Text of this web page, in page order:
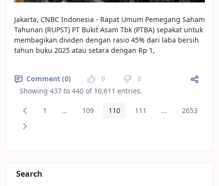
Jakarta, CNBC Indonesia - Rapat Umum Pemegang Saham
Tahunan (RUPST) PT Bukit Asam Tbk (PTBA) sepakat untuk
membagikan dividen dengan rasio 45% dari laba bersih
tahun buku 2025 atau setara dengan Rp 1,
Comment (0) 0
0
Showing 437 to 440 of 10,611 entries.
Previous Page
Page
1 ...Intermediate Pages
Page
109 Page
110 Page
111 ...Intermediate
Page
2653
Next Page
Search